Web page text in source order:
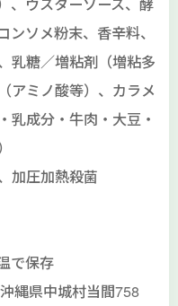
ソメ粉末、香辛料、
乳糖／増粘剤（増粘多
アミノ酸等）、カラメ
乳成分・牛肉・大豆・
加圧加熱殺菌
で保存
縄県中城村当間758